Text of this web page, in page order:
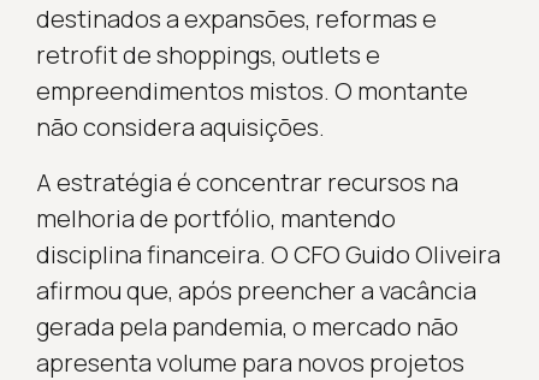
destinados a expansões, reformas e
retrofit de shoppings, outlets e
empreendimentos mistos. O montante
não considera aquisições.
A estratégia é concentrar recursos na
melhoria de portfólio, mantendo
disciplina financeira. O CFO Guido Oliveira
afirmou que, após preencher a vacância
gerada pela pandemia, o mercado não
apresenta volume para novos projetos